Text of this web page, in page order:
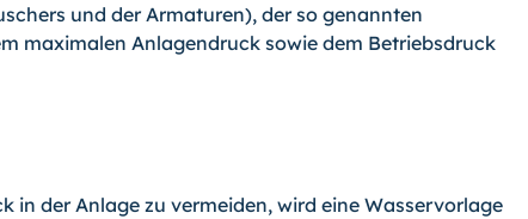
und der Armaturen), der so genannten
maximalen Anlagendruck sowie dem Betriebsdruck
in der Anlage zu vermeiden, wird eine Wasservorlage